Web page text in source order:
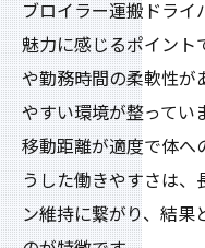
ブロイラー運搬ドライ
魅力に感じるポイント
や勤務時間の柔軟性が
やすい環境が整ってい
移動距離が適度で体へ
うした働きやすさは、
ン維持に繋がり、結果